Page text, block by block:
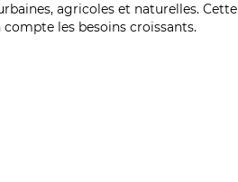
agricoles et naturelles. Cette
les besoins croissants.